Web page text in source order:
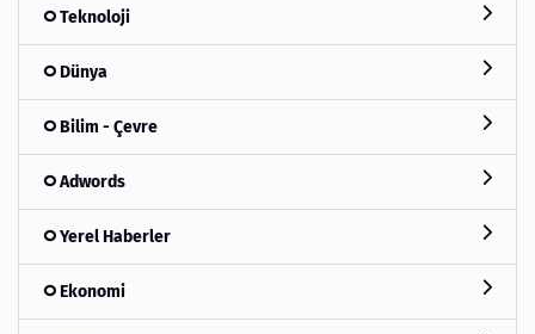
Teknoloji
Dünya
Bilim - Çevre
Adwords
Yerel Haberler
Ekonomi